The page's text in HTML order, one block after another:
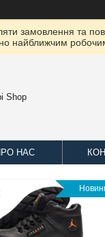
замовлення та
найближчим
Shop
НАС